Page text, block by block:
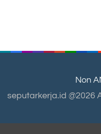
Non
seputarkerja.id @2026